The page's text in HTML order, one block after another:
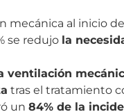
mecánica al inicio
se redujo la
ventilación
tras el tratamiento
un 84% de la